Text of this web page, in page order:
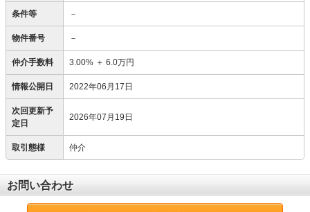
条件等 －
物件番号 －
仲介手数料 3.00% ＋ 6.0万円
情報公開日 2022年06月17日
次回更新予
定日
2026年07月19日
取引態様 仲介
お問い合わせ